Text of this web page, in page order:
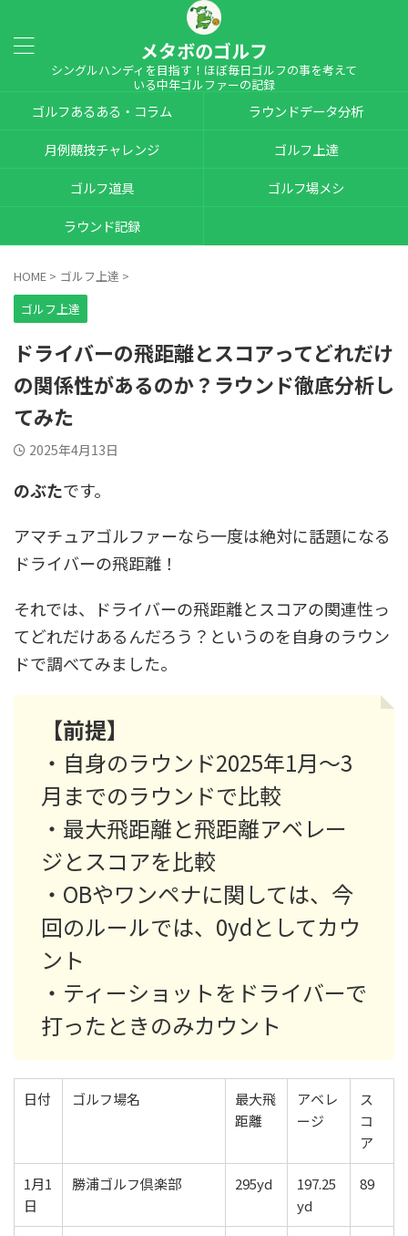
メタボのゴルフ
シングルハンディを目指す！ほぼ毎日ゴルフの事を考えて
いる中年ゴルファーの記録
ゴルフあるある・コラム
ラウンドデータ分析
月例競技チャレンジ
ゴルフ上達
ゴルフ道具
ゴルフ場メシ
ラウンド記録
HOME > ゴルフ上達 >
ゴルフ上達
ドライバーの飛距離とスコアってどれだけ
の関係性があるのか？ラウンド徹底分析し
てみた
2025年4月13日
のぶたです。
アマチュアゴルファーなら一度は絶対に話題になる
ドライバーの飛距離！
それでは、ドライバーの飛距離とスコアの関連性っ
てどれだけあるんだろう？というのを自身のラウン
ドで調べてみました。
【前提】
・自身のラウンド2025年1月～3
月までのラウンドで比較
・最大飛距離と飛距離アベレー
ジとスコアを比較
・OBやワンペナに関しては、今
回のルールでは、0ydとしてカウ
ント
・ティーショットをドライバーで
打ったときのみカウント
日付 ゴルフ場名
最大飛
距離
アベレ
ージ
ス
コ
ア
1月1
日
勝浦ゴルフ倶楽部 295yd
197.25
yd
89